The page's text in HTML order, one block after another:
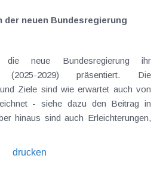
der neuen Bundesregierung
neue Bundesregierung ihr
(2025-2029) präsentiert. Die
Ziele sind wie erwartet auch von
- siehe dazu den Beitrag in
hinaus sind auch Erleichterungen,
drucken